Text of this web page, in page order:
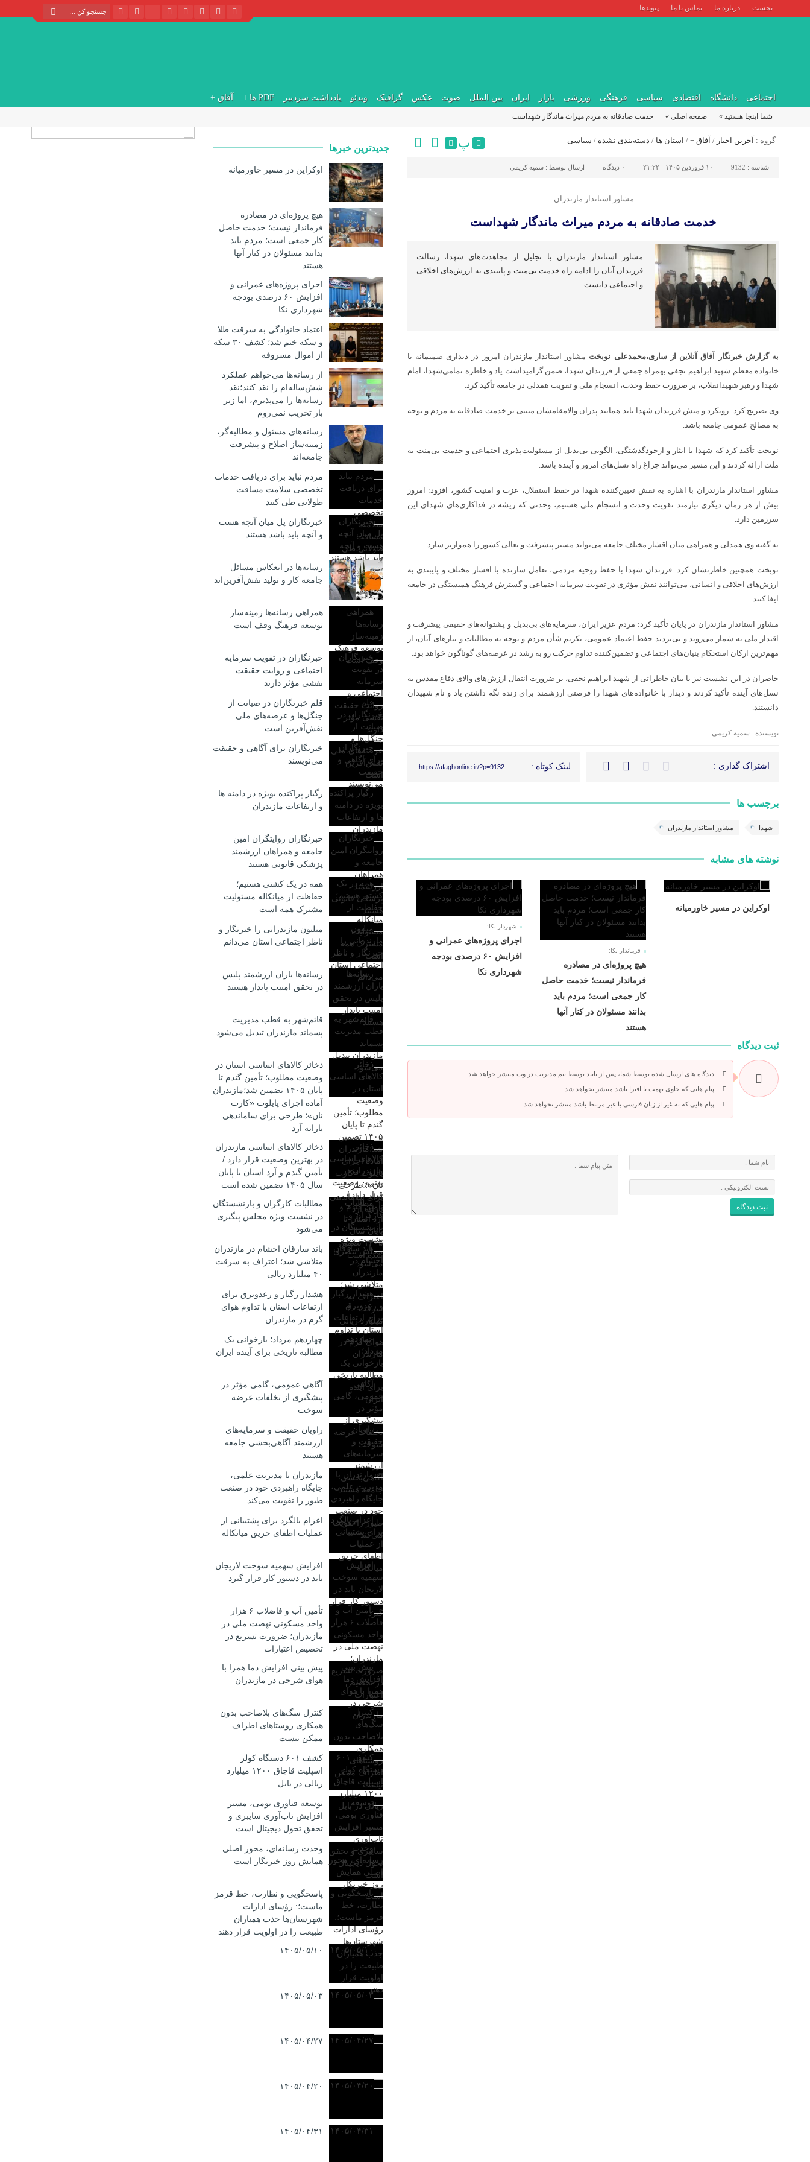
نخست درباره ما تماس با ما پیوندها
اجتماعی دانشگاه اقتصادی سیاسی فرهنگی ورزشی بازار ایران بین الملل صوت عکس گرافیک ویدئو یادداشت سردبیر PDF ها آفاق +
شما اینجا هستید » صفحه اصلی » خدمت صادقانه به مردم میراث ماندگار شهداست
گروه : آخرین اخبار / آفاق + / استان ها / دسته‌بندی نشده / سیاسی پ
شناسه : 9132 ۱۰ فروردین ۱۴۰۵ - ۲۱:۲۲ ۰ دیدگاه ارسال توسط : سمیه کریمی
مشاور استاندار مازندران:
خدمت صادقانه به مردم میراث ماندگار شهداست
مشاور استاندار مازندران با تجلیل از مجاهدت‌های شهدا، رسالت
فرزندان آنان را ادامه راه خدمت بی‌منت و پایبندی به ارزش‌های اخلاقی
و اجتماعی دانست.
به گزارش خبرنگار آفاق آنلاین از ساری،محمدعلی نوبخت مشاور استاندار مازندران امروز در دیداری صمیمانه با
خانواده معظم شهید ابراهیم نجفی بهمراه جمعی از فرزندان شهدا، ضمن گرامیداشت یاد و خاطره تمامی‌شهدا، امام
شهدا و رهبر شهیدانقلاب، بر ضرورت حفظ وحدت، انسجام ملی و تقویت همدلی در جامعه تأکید کرد.
وی تصریح کرد: رویکرد و منش فرزندان شهدا باید همانند پدران والامقامشان مبتنی بر خدمت صادقانه به مردم و توجه
به مصالح عمومی جامعه باشد.
نوبخت تأکید کرد که شهدا با ایثار و ازخودگذشتگی، الگویی بی‌بدیل از مسئولیت‌پذیری اجتماعی و خدمت بی‌منت به
ملت ارائه کردند و این مسیر می‌تواند چراغ راه نسل‌های امروز و آینده باشد.
مشاور استاندار مازندران با اشاره به نقش تعیین‌کننده شهدا در حفظ استقلال، عزت و امنیت کشور، افزود: امروز
بیش از هر زمان دیگری نیازمند تقویت وحدت و انسجام ملی هستیم، وحدتی که ریشه در فداکاری‌های شهدای این
سرزمین دارد.
به گفته وی همدلی و همراهی میان اقشار مختلف جامعه می‌تواند مسیر پیشرفت و تعالی کشور را هموارتر سازد.
نوبخت همچنین خاطرنشان کرد: فرزندان شهدا با حفظ روحیه مردمی، تعامل سازنده با اقشار مختلف و پایبندی به
ارزش‌های اخلاقی و انسانی، می‌توانند نقش مؤثری در تقویت سرمایه اجتماعی و گسترش فرهنگ همبستگی در جامعه
ایفا کنند.
مشاور استاندار مازندران در پایان تأکید کرد: مردم عزیز ایران، سرمایه‌های بی‌بدیل و پشتوانه‌های حقیقی پیشرفت و
اقتدار ملی به شمار می‌روند و بی‌تردید حفظ اعتماد عمومی، تکریم شأن مردم و توجه به مطالبات و نیازهای آنان، از
مهم‌ترین ارکان استحکام بنیان‌های اجتماعی و تضمین‌کننده تداوم حرکت رو به رشد در عرصه‌های گوناگون خواهد بود.
حاضران در این نشست نیز با بیان خاطراتی از شهید ابراهیم نجفی، بر ضرورت انتقال ارزش‌های والای دفاع مقدس به
نسل‌های آینده تأکید کردند و دیدار با خانواده‌های شهدا را فرصتی ارزشمند برای زنده نگه داشتن یاد و نام شهیدان
دانستند.
نویسنده : سمیه کریمی
اشتراک گذاری : لینک کوتاه : https://afaghonline.ir/?p=9132
برچسب ها
شهدا مشاور استاندار مازندران
نوشته های مشابه
اوکراین در مسیر خاورمیانه
فرماندار نکا:
هیچ پروژه‌ای در مصادره
فرماندار نیست؛ خدمت حاصل
کار جمعی است؛ مردم باید
بدانند مسئولان در کنار آنها
هستند
شهردار نکا:
اجرای پروژه‌های عمرانی و
افزایش ۶۰ درصدی بودجه
شهرداری نکا
ثبت دیدگاه
دیدگاه های ارسال شده توسط شما، پس از تایید توسط تیم مدیریت در وب منتشر خواهد شد.
پیام هایی که حاوی تهمت یا افترا باشد منتشر نخواهد شد.
پیام هایی که به غیر از زبان فارسی یا غیر مرتبط باشد منتشر نخواهد شد.
جدیدترین خبرها
اوکراین در مسیر خاورمیانه
هیچ پروژه‌ای در مصادره
فرماندار نیست؛ خدمت حاصل
کار جمعی است؛ مردم باید
بدانند مسئولان در کنار آنها
هستند
اجرای پروژه‌های عمرانی و
افزایش ۶۰ درصدی بودجه
شهرداری نکا
اعتماد خانوادگی به سرقت طلا
و سکه ختم شد؛ کشف ۳۰ سکه
از اموال مسروقه
از رسانه‌ها می‌خواهم عملکرد
شش‌ساله‌ام را نقد کنند؛نقد
رسانه‌ها را می‌پذیرم، اما زیر
بار تخریب نمی‌روم
رسانه‌های مسئول و مطالبه‌گر،
زمینه‌ساز اصلاح و پیشرفت
جامعه‌اند
مردم نباید برای دریافت خدمات
تخصصی سلامت مسافت
طولانی طی کنند
خبرنگاران پل میان آنچه هست
و آنچه باید باشد هستند
رسانه‌ها در انعکاس مسائل
جامعه کار و تولید نقش‌آفرین‌اند
همراهی رسانه‌ها زمینه‌ساز
توسعه فرهنگ وقف است
خبرنگاران در تقویت سرمایه
اجتماعی و روایت حقیقت
نقشی مؤثر دارند
قلم خبرنگاران در صیانت از
جنگل‌ها و عرصه‌های ملی
نقش‌آفرین است
خبرنگاران برای آگاهی و حقیقت
می‌نویسند
رگبار پراکنده بویژه در دامنه ها
و ارتفاعات مازندران
خبرنگاران روایتگران امین
جامعه و همراهان ارزشمند
پزشکی قانونی هستند
همه در یک کشتی هستیم؛
حفاظت از میانکاله مسئولیت
مشترک همه است
میلیون مازندرانی را خبرنگار و
ناظر اجتماعی استان می‌دانم
رسانه‌ها یاران ارزشمند پلیس
در تحقق امنیت پایدار هستند
قائم‌شهر به قطب مدیریت
پسماند مازندران تبدیل می‌شود
ذخائر کالاهای اساسی استان در
وضعیت مطلوب؛ تأمین گندم تا
پایان ۱۴۰۵ تضمین شد؛مازندران
آماده اجرای پایلوت «کارت
نان»؛ طرحی برای ساماندهی
یارانه آرد
ذخائر کالاهای اساسی مازندران
در بهترین وضعیت قرار دارد /
تأمین گندم و آرد استان تا پایان
سال ۱۴۰۵ تضمین شده است
مطالبات کارگران و بازنشستگان
در نشست ویژه مجلس پیگیری
می‌شود
باند سارقان احشام در مازندران
متلاشی شد؛ اعتراف به سرقت
۴۰ میلیارد ریالی
هشدار رگبار و رعدوبرق برای
ارتفاعات استان با تداوم هوای
گرم در مازندران
چهاردهم مرداد؛ بازخوانی یک
مطالبه تاریخی برای آینده ایران
آگاهی عمومی، گامی مؤثر در
پیشگیری از تخلفات عرضه
سوخت
راویان حقیقت و سرمایه‌های
ارزشمند آگاهی‌بخشی جامعه
هستند
مازندران با مدیریت علمی،
جایگاه راهبردی خود در صنعت
طیور را تقویت می‌کند
اعزام بالگرد برای پشتیبانی از
عملیات اطفای حریق میانکاله
افزایش سهمیه سوخت لاریجان
باید در دستور کار قرار گیرد
تأمین آب و فاضلاب ۶ هزار
واحد مسکونی نهضت ملی در
مازندران؛ ضرورت تسریع در
تخصیص اعتبارات
پیش بینی افزایش دما همرا با
هوای شرجی در مازندران
کنترل سگ‌های بلاصاحب بدون
همکاری روستاهای اطراف
ممکن نیست
کشف ۶۰۱ دستگاه کولر
اسپلیت قاچاق ۱۲۰۰ میلیارد
ریالی در بابل
توسعه فناوری بومی، مسیر
افزایش تاب‌آوری سایبری و
تحقق تحول دیجیتال است
وحدت رسانه‌ای، محور اصلی
همایش روز خبرنگار است
پاسخگویی و نظارت، خط قرمز
ماست؛: رؤسای ادارات
شهرستان‌ها جذب همیاران
طبیعت را در اولویت قرار دهند
۱۴۰۵/۰۵/۱۰
۱۴۰۵/۰۵/۰۳
۱۴۰۵/۰۴/۲۷
۱۴۰۵/۰۴/۲۰
۱۴۰۵/۰۴/۳۱